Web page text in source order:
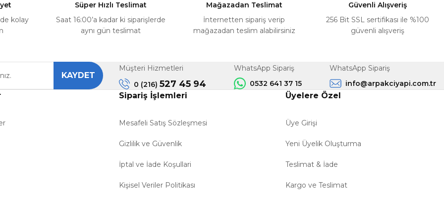
Gönder
kolay
Süper Hızlı Teslimat
Saat 16:00’a kadar ki siparişlerde
aynı gün teslimat
Mağazadan Teslimat
İnternetten sipariş verip
mağazadan teslim alabilirsiniz
Güvenli Alışveriş
256 Bit SSL sertifikası ile %100
güvenli alışveriş
KAYDET
Müşteri Hizmetleri
0 (216) 527 45 94
WhatsApp Sipariş
0532 641 37 15
WhatsApp Sipariş
info@arpakciyapi.com.tr
Sipariş İşlemleri
Mesafeli Satış Sözleşmesi
Gizlilik ve Güvenlik
İptal ve İade Koşullari
Kişisel Veriler Politikası
Üyelere Özel
Üye Girişi
Yeni Üyelik Oluşturma
Teslimat & İade
Kargo ve Teslimat